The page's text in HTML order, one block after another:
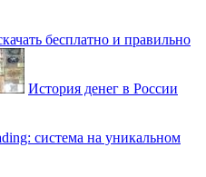
бесплатно и правильно
История денег в России
система на уникальном